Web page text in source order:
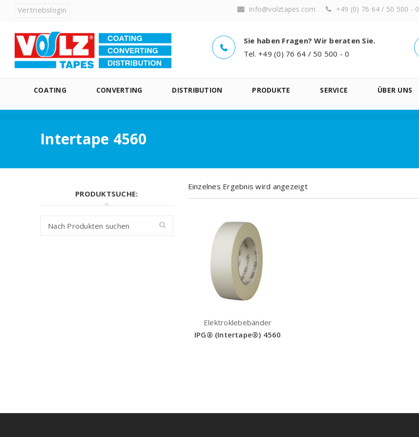
Vertriebslogin info@volztapes.com +49 (0) 76 64 / 50 500 - 0
Sie haben Fragen? Wir beraten Sie.
Tel. +49 (0) 76 64 / 50 500 - 0
COATING CONVERTING DISTRIBUTION PRODUKTE SERVICE ÜBER UNS
Intertape 4560
PRODUKTSUCHE:
Einzelnes Ergebnis wird angezeigt
Elektroklebebänder
IPG® (Intertape®) 4560